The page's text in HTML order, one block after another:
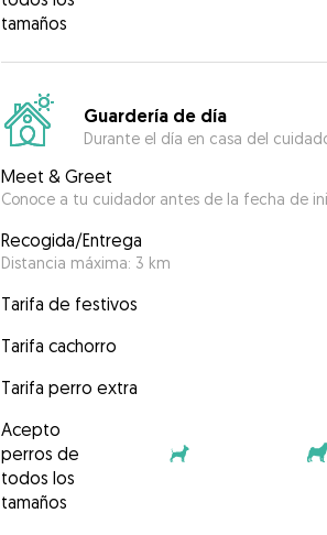
tamaños
Guardería de día
Durante el día en casa del
Meet & Greet
Conoce a tu cuidador antes de la fecha de
Recogida/Entrega
Distancia máxima: 3 km
Tarifa de festivos
Tarifa cachorro
Tarifa perro extra
Acepto
perros de
todos los
tamaños